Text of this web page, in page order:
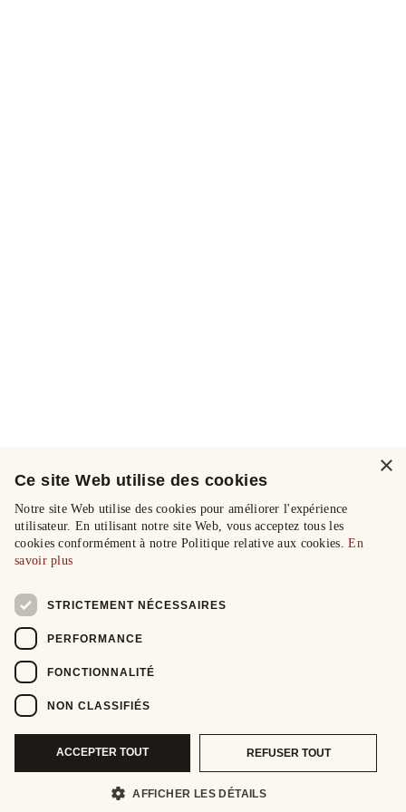
×
Ce site Web utilise des cookies
Notre site Web utilise des cookies pour améliorer l'expérience
utilisateur. En utilisant notre site Web, vous acceptez tous les
cookies conformément à notre Politique relative aux cookies.En
savoir plus
STRICTEMENT NÉCESSAIRES
PERFORMANCE
FONCTIONNALITÉ
NON CLASSIFIÉS
ACCEPTER TOUT REFUSER TOUT
AFFICHER LES DÉTAILS